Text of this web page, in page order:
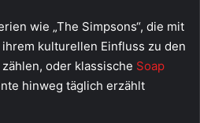
wie „The Simpsons“, die mit
kulturellen Einfluss zu den
oder klassische Soap
hinweg täglich erzählt